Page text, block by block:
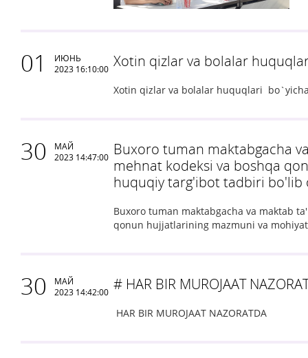
01
ИЮНЬ
2023 16:10:00 Xotin qizlar va bolalar
Xotin qizlar va bolalar huquqlari
30
МАЙ
2023 14:47:00 Buxoro tuman maktabgacha
mehnat kodeksi va boshqa
huquqiy targ'ibot tadbiri bo'lib
Buxoro tuman maktabgacha va maktab
qonun hujjatlarining mazmuni va
30
МАЙ
2023 14:42:00 # HАR BIR MUROJААT
HАR BIR MUROJААT NАZORАTDА